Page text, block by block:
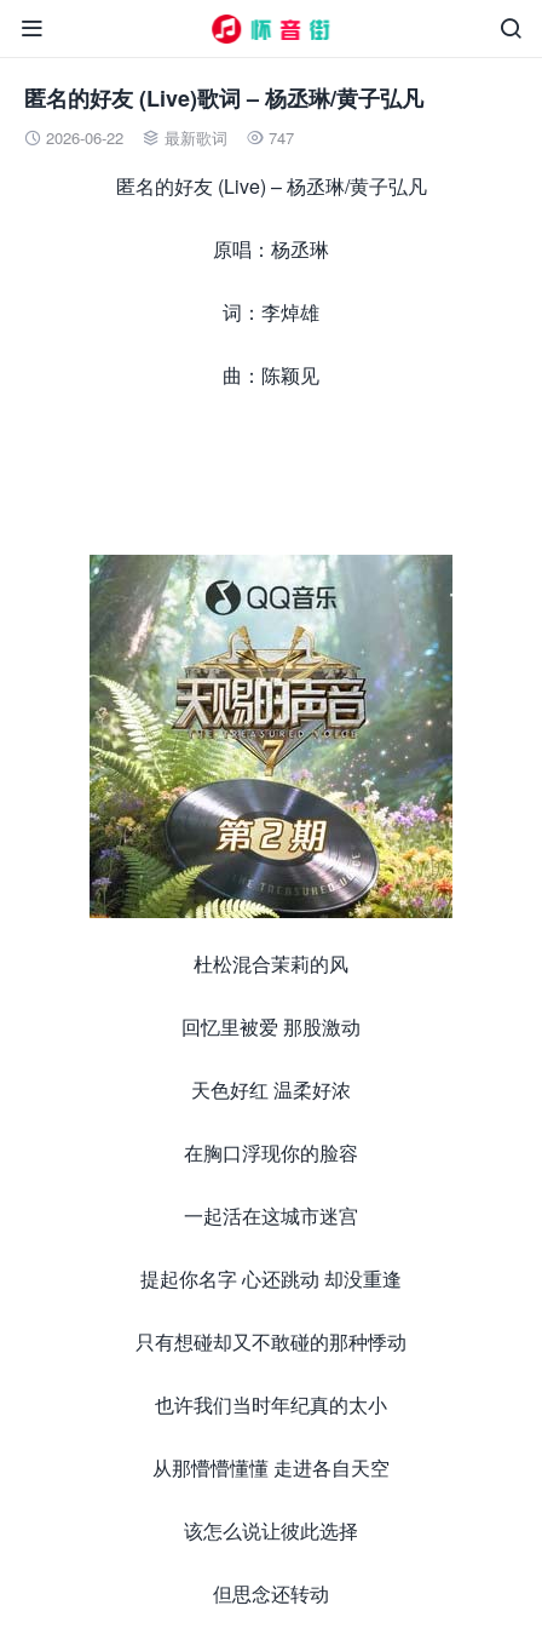


匿名的好友 (Live)歌词 – 杨丞琳/黄子弘凡
 2026-06-22  最新歌词  747
匿名的好友 (Live) – 杨丞琳/黄子弘凡
原唱：杨丞琳
词：李焯雄
曲：陈颖见
杜松混合茉莉的风
回忆里被爱 那股激动
天色好红 温柔好浓
在胸口浮现你的脸容
一起活在这城市迷宫
提起你名字 心还跳动 却没重逢
只有想碰却又不敢碰的那种悸动
也许我们当时年纪真的太小
从那懵懵懂懂 走进各自天空
该怎么说让彼此选择
但思念还转动